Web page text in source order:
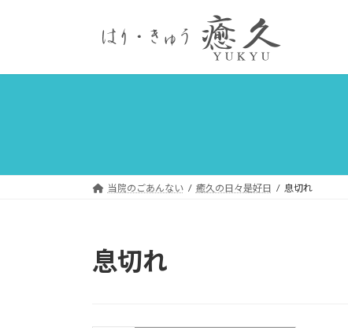
プ
動
当院のごあんない 癒久の日々是好日 息切れ
息切れ